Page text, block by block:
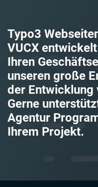
Typo3
VUCX
Ihren
unseren große
der Entwicklung
Gerne
Agentur
Ihrem Projekt.